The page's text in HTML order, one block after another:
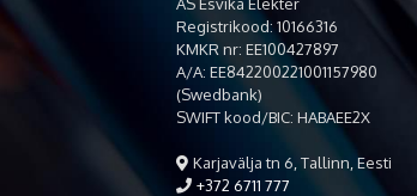
Registrikood: 10166316
KMKR nr: EE100427897
A/A: EE842200221001157980
(Swedbank)
SWIFT kood/BIC: HABAEE2X
Karjavälja tn 6, Tallinn, Eesti
+372 6711 777